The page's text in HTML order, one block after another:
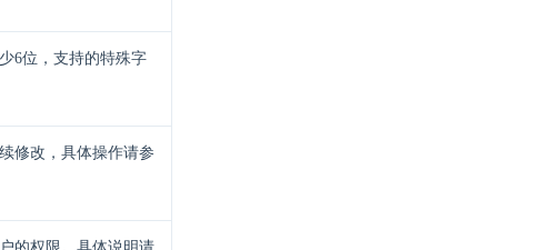
6位，支持的特殊字
修改，具体操作请参